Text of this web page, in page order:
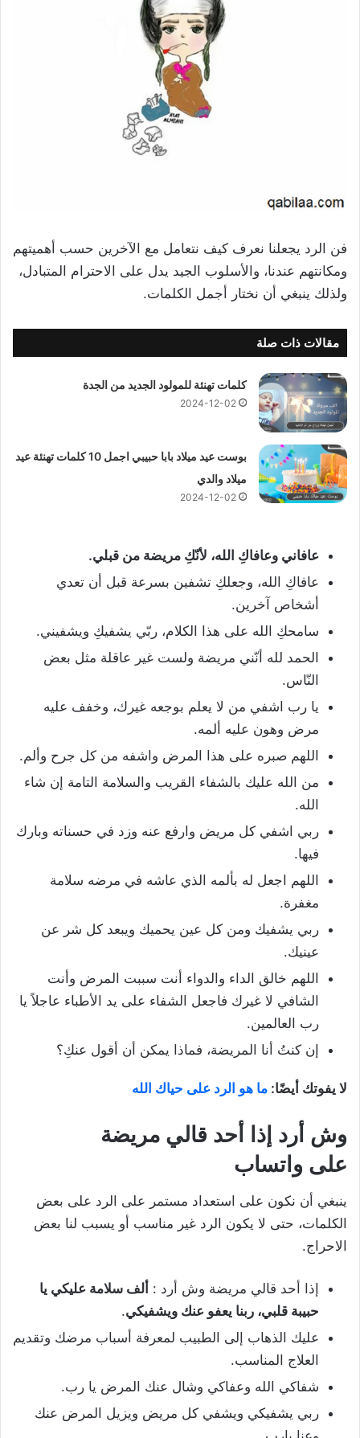
فن الرد يجعلنا نعرف كيف نتعامل مع الآخرين حسب أهميتهم
ومكانتهم عندنا، والأسلوب الجيد يدل على الاحترام المتبادل،
ولذلك ينبغي أن نختار أجمل الكلمات.
مقالات ذات صلة
كلمات تهنئة للمولود الجديد من الجدة
2024-12-02
بوست عيد ميلاد بابا حبيبي اجمل 10 كلمات تهنئة عيد
ميلاد والدي
2024-12-02
عافاني وعافاكِ الله، لأنّكِ مريضة من قبلي.
عافاكِ الله، وجعلكِ تشفين بسرعة قبل أن تعدي
أشخاص آخرين.
سامحكِ الله على هذا الكلام، ربّي يشفيكِ ويشفيني.
الحمد لله أنّني مريضة ولست غير عاقلة مثل بعض
النّاس.
يا رب اشفي من لا يعلم بوجعه غيرك، وخفف عليه
مرض وهون عليه ألمه.
اللهم صبره على هذا المرض واشفه من كل جرح وألم.
من الله عليك بالشفاء القريب والسلامة التامة إن شاء
الله.
ربي اشفي كل مريض وارفع عنه وزد في حسناته وبارك
فيها.
اللهم اجعل له بألمه الذي عاشه في مرضه سلامة
مغفرة.
ربي يشفيك ومن كل عين يحميك ويبعد كل شر عن
عينيك.
اللهم خالق الداء والدواء أنت سببت المرض وأنت
الشافي لا غيرك فاجعل الشفاء على يد الأطباء عاجلاً يا
رب العالمين.
إن كنتُ أنا المريضة، فماذا يمكن أن أقول عنكِ؟
لا يفوتك أيضًا: ما هو الرد على حياك الله
وش أرد إذا أحد قالي مريضة
على واتساب
ينبغي أن نكون على استعداد مستمر على الرد على بعض
الكلمات، حتى لا يكون الرد غير مناسب أو يسبب لنا بعض
الاحراج.
إذا أحد قالي مريضة وش أرد : ألف سلامة عليكي يا
حبيبة قلبي، ربنا يعفو عنك ويشفيكي.
عليك الذهاب إلى الطبيب لمعرفة أسباب مرضك وتقديم
العلاج المناسب.
شفاكي الله وعفاكي وشال عنك المرض يا رب.
ربي يشفيكي ويشفي كل مريض ويزيل المرض عنك